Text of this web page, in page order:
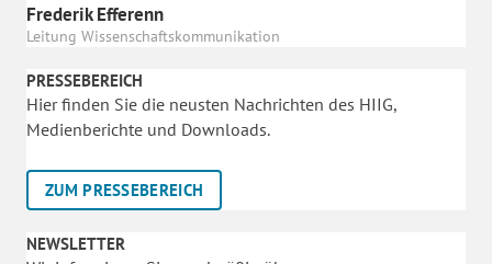
Frederik Efferenn
Leitung Wissenschaftskommunikation
PRESSEBEREICH
Hier finden Sie die neusten Nachrichten des HIIG,
Medienberichte und Downloads.
ZUM PRESSEBEREICH
NEWSLETTER